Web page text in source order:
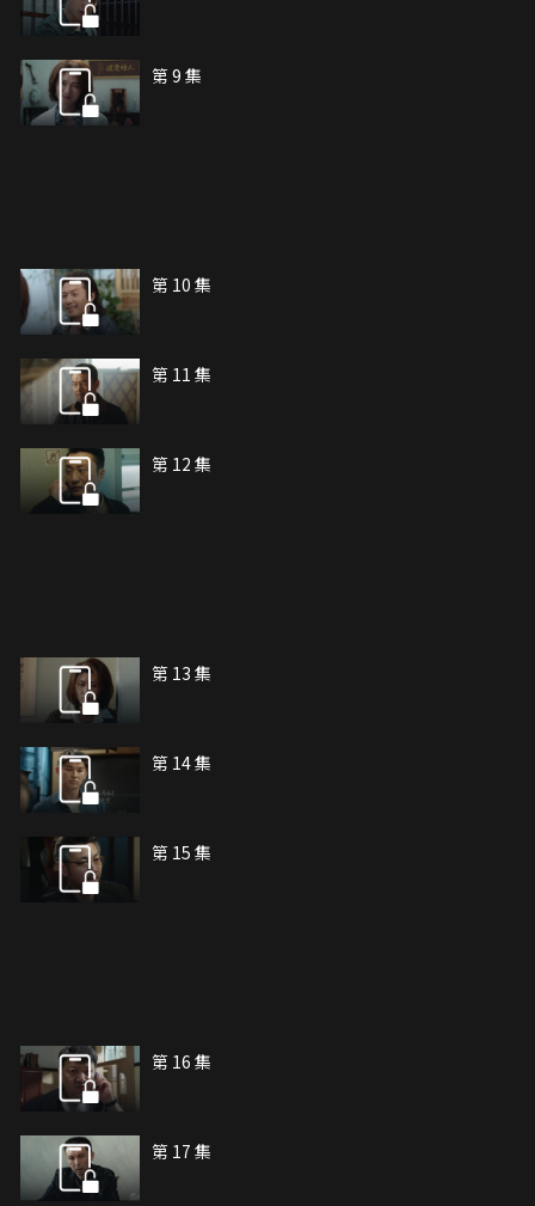
第 9 集
第 10 集
第 11 集
第 12 集
第 13 集
第 14 集
第 15 集
第 16 集
第 17 集